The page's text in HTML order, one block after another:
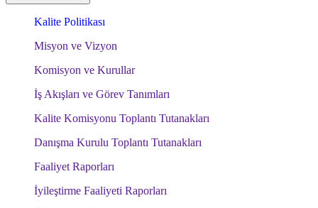
Kalite Politikası
Misyon ve Vizyon
Komisyon ve Kurullar
İş Akışları ve Görev Tanımları
Kalite Komisyonu Toplantı Tutanakları
Danışma Kurulu Toplantı Tutanakları
Faaliyet Raporları
İyileştirme Faaliyeti Raporları